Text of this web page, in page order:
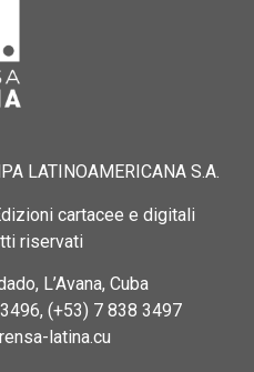
LATINOAMERICANA S.A.
cartacee e digitali
riservati
L’Avana, Cuba
(+53) 7 838 3497
latina.cu